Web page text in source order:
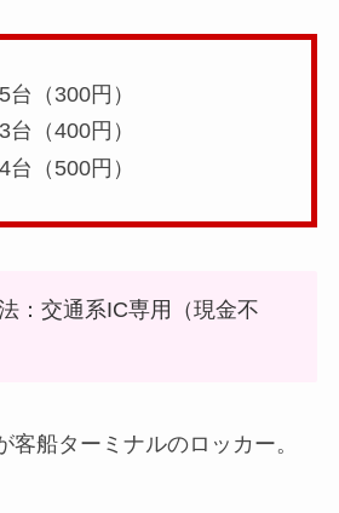
（300円）
（400円）
（500円）
：交通系IC専用（現金不
客船ターミナルのロッカー。